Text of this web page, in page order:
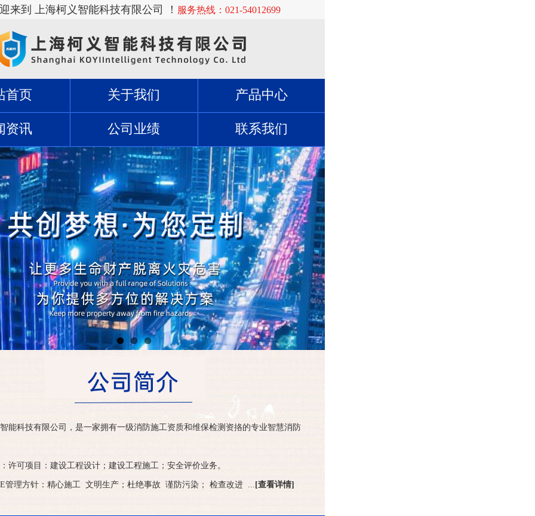
来到 上海柯义智能科技有限公司 ！ 服务热线：021-54012699
首页 关于我们 产品中心
资讯 公司业绩 联系我们
能科技有限公司，是一家拥有一级消防施工资质和维保检测资挌的专业智慧消防
许可项目：建设工程设计；建设工程施工；安全评价业务。
管理方针：精心施工 文明生产；杜绝事故 谨防污染； 检查改进 ... [查看详情]